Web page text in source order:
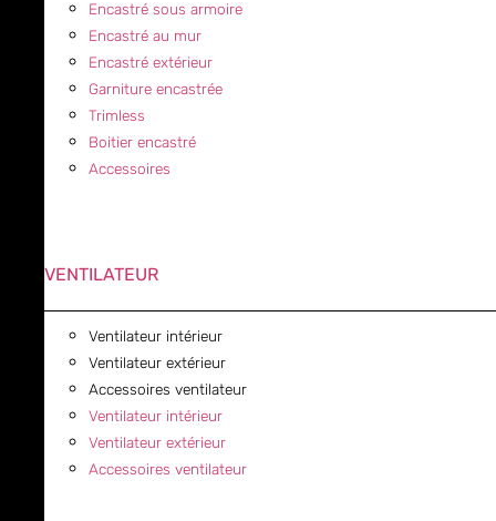
Encastré sous armoire
Encastré au mur
Encastré extérieur
Garniture encastrée
Trimless
Boitier encastré
Accessoires
VENTILATEUR
Ventilateur intérieur
Ventilateur extérieur
Accessoires ventilateur
Ventilateur intérieur
Ventilateur extérieur
Accessoires ventilateur